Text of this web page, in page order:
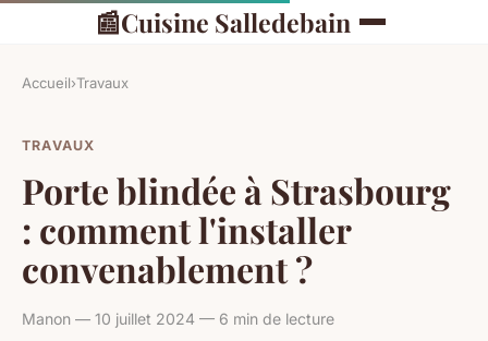
📰Cuisine Salledebain
Accueil›Travaux
TRAVAUX
Porte blindée à Strasbourg
: comment l'installer
convenablement ?
Manon — 10 juillet 2024 — 6 min de lecture